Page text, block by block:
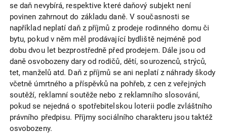
se daň nevybírá, respektive které daňový subjekt není
povinen zahrnout do základu daně. V současnosti se
například neplatí daň z příjmů z prodeje rodinného domu či
bytu, pokud v něm měl prodávající bydliště nejméně pod
dobu dvou let bezprostředně před prodejem. Dále jsou od
daně osvobozeny dary od rodičů, dětí, sourozenců, strýců,
tet, manželů atd. Daň z příjmů se ani neplatí z náhrady škody
včetně úmrtného a příspěvků na pohřeb, z cen z veřejných
soutěží, reklamní soutěže nebo z reklamního slosování,
pokud se nejedná o spotřebitelskou loterii podle zvláštního
právního předpisu. Příjmy sociálního charakteru jsou taktéž
osvobozeny.